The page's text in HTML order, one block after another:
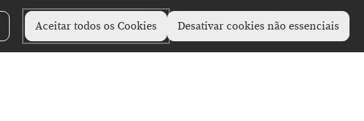
Aceitar todos os Cookies Desativar cookies não essenciais